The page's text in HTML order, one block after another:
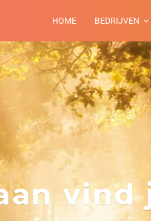
HOME BEDRIJVEN
vind